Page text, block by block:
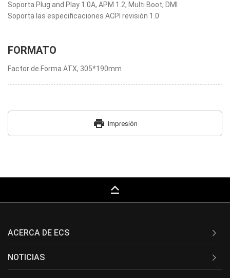
Soporta Plug and Play 1.0A, APM 1.2, Multi Boot, DMI
Soporta las especificaciones ACPI revisión 1.0
FORMATO
Factor de Forma ATX, 305*190mm
print Impresión
keyboard_capslock
ACERCA DE ECS
NOTICIAS